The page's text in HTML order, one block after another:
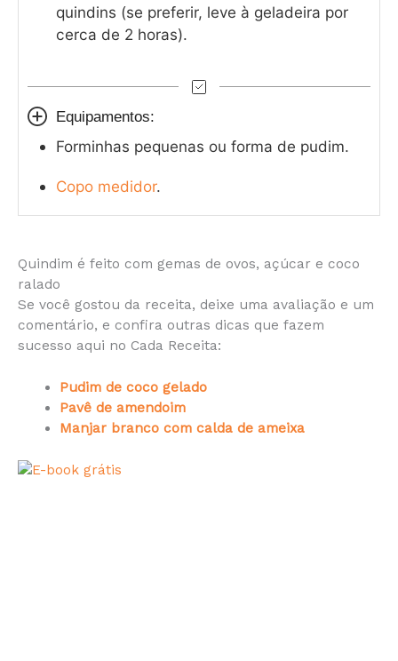
quindins (se preferir, leve à geladeira por
cerca de 2 horas).
Equipamentos:
Forminhas pequenas ou forma de pudim.
Copo medidor.
Quindim é feito com gemas de ovos, açúcar e coco
ralado
Se você gostou da receita, deixe uma avaliação e um
comentário, e confira outras dicas que fazem
sucesso aqui no Cada Receita:
Pudim de coco gelado
Pavê de amendoim
Manjar branco com calda de ameixa